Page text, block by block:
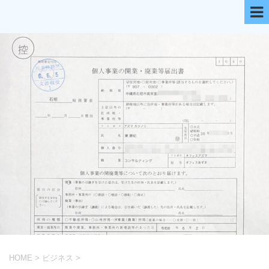
HOME > ビジネス >